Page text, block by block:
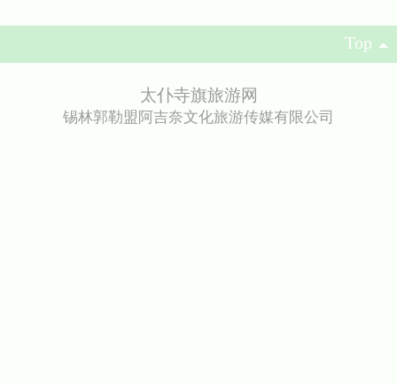
Top
太仆寺旗旅游网
锡林郭勒盟阿吉奈文化旅游传媒有限公司